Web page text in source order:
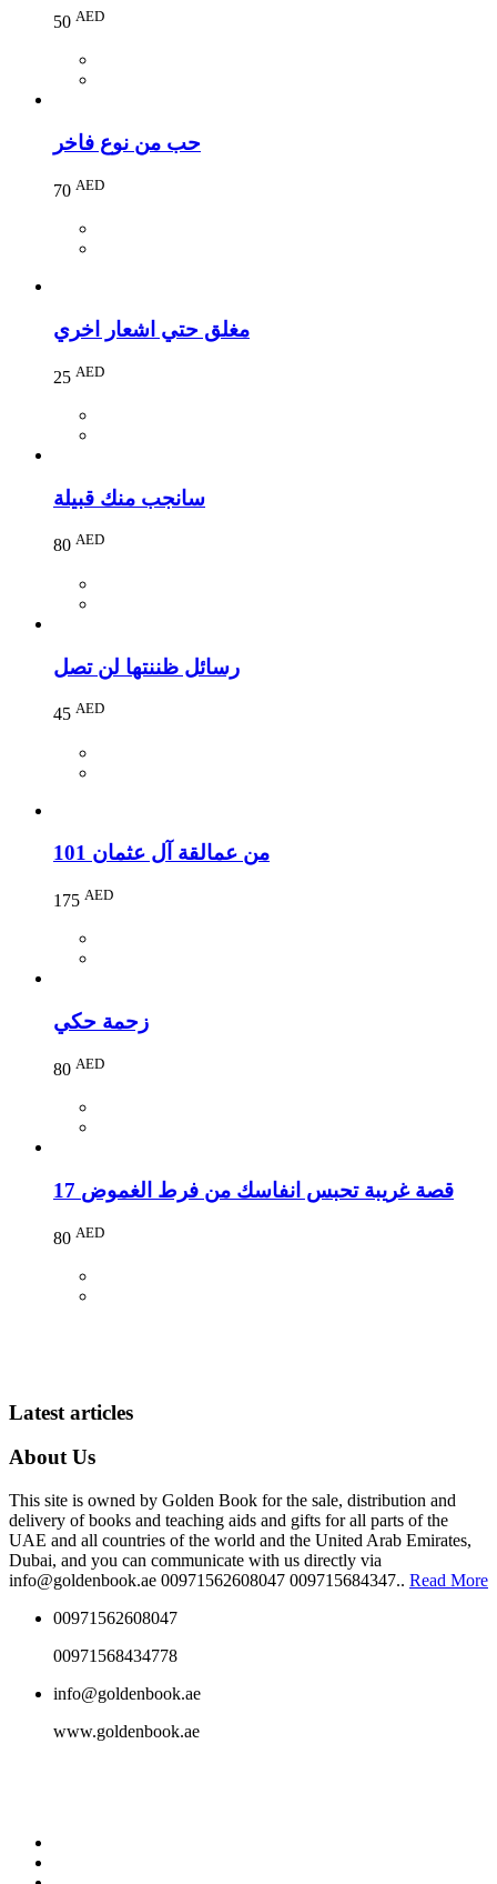
50 AED
حب من نوع فاخر
70 AED
مغلق حتي اشعار اخري
25 AED
سانجب منك قبيلة
80 AED
رسائل ظننتها لن تصل
45 AED
101 من عمالقة آل عثمان
175 AED
زحمة حكي
80 AED
17 قصة غريبة تحبس انفاسك من فرط الغموض
80 AED
Latest articles
About Us
This site is owned by Golden Book for the sale, distribution and
delivery of books and teaching aids and gifts for all parts of the
UAE and all countries of the world and the United Arab Emirates,
Dubai, and you can communicate with us directly via
info@goldenbook.ae 00971562608047 009715684347.. Read More
00971562608047
00971568434778
info@goldenbook.ae
www.goldenbook.ae